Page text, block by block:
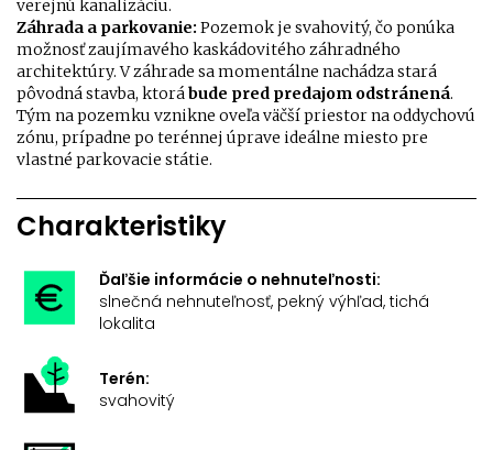
verejnú kanalizáciu.
Záhrada a parkovanie: Pozemok je svahovitý, čo ponúka
možnosť zaujímavého kaskádovitého záhradného
architektúry. V záhrade sa momentálne nachádza stará
pôvodná stavba, ktorábude pred predajom odstránená.
Tým na pozemku vznikne oveľa väčší priestor na oddychovú
zónu, prípadne po terénnej úprave ideálne miesto pre
vlastné parkovacie státie.
Charakteristiky
Ďaľšie informácie o nehnuteľnosti:
slnečná nehnuteľnosť, pekný výhľad, tichá
lokalita
Terén:
svahovitý